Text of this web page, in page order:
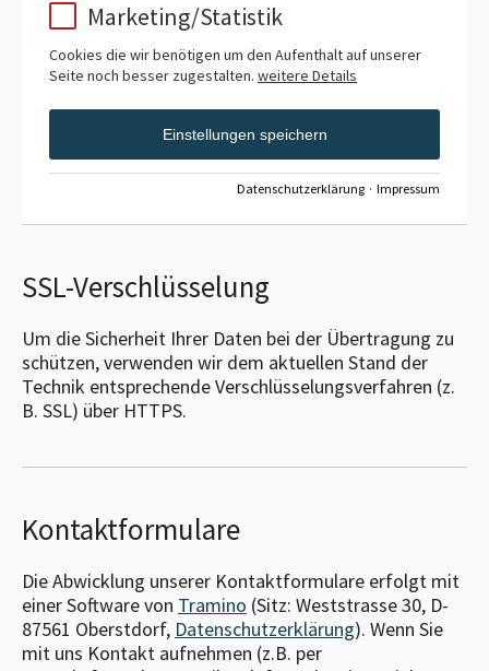
Marketing/Statistik
Cookies die wir benötigen um den Aufenthalt auf unserer
Seite noch besser zugestalten. weitere Details
Einstellungen speichern
Datenschutzerklärung · Impressum
SSL-Verschlüsselung
Um die Sicherheit Ihrer Daten bei der Übertragung zu
schützen, verwenden wir dem aktuellen Stand der
Technik entsprechende Verschlüsselungsverfahren (z.
B. SSL) über HTTPS.
Kontaktformulare
Die Abwicklung unserer Kontaktformulare erfolgt mit
einer Software von Tramino (Sitz: Weststrasse 30, D-
87561 Oberstdorf, Datenschutzerklärung). Wenn Sie
mit uns Kontakt aufnehmen (z.B. per